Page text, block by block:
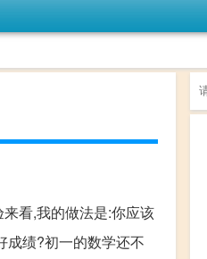
看,我的做法是:你应该
成绩?初一的数学还不